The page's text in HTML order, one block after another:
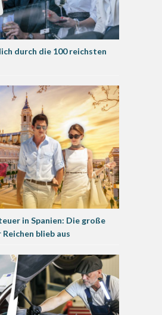
durch die 100 reichsten
in Spanien: Die große
blieb aus